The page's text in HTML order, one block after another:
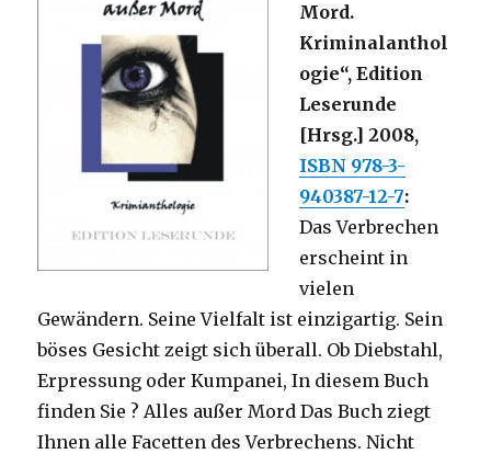
Mord.
Kriminalanthol
ogie“, Edition
Leserunde
[Hrsg.] 2008,
ISBN 978-3-
940387-12-7:
Das Verbrechen
erscheint in
vielen
Gewändern. Seine Vielfalt ist einzigartig. Sein
böses Gesicht zeigt sich überall. Ob Diebstahl,
Erpressung oder Kumpanei, In diesem Buch
finden Sie ? Alles außer Mord Das Buch ziegt
Ihnen alle Facetten des Verbrechens. Nicht